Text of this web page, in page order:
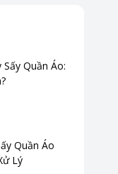
Quần Áo:
Quần Áo
Lý